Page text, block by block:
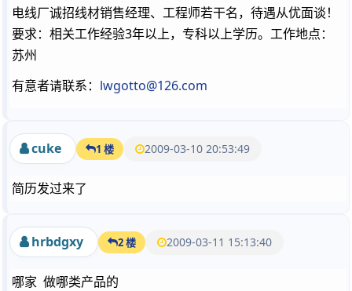
电线厂诚招线材销售经理、工程师若干名，待遇从优面谈！
要求：相关工作经验3年以上，专科以上学历。工作地点：
苏州
有意者请联系： lwgotto@126.com
cuke 1 楼 2009-03-10 20:53:49
简历发过来了
hrbdgxy 2 楼 2009-03-11 15:13:40
哪家 做哪类产品的